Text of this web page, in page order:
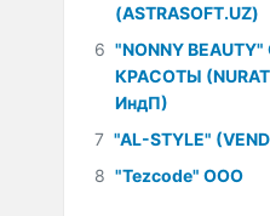
(ASTRASOFT.UZ)
6 "NONNY
КРАСОТЫ
ИндП)
7 "AL-STYLE"
8 "Tezcode" ООО